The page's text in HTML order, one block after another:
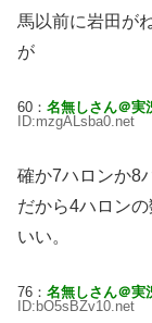
馬以前に岩田が
が
60： 名無しさん＠実
ID:mzgALsba0.net
確か7ハロンか8
だから4ハロン
いい。
76： 名無しさん＠実
ID:bO5sBZv10.net